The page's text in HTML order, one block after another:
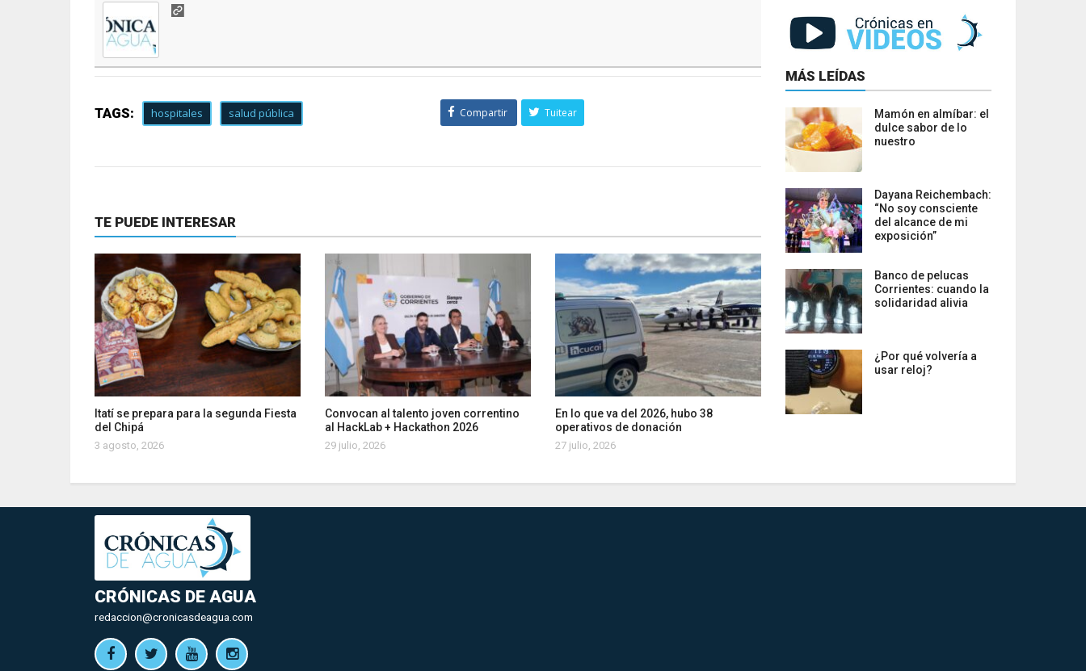
TAGS: hospitales salud pública Compartir Tuitear
TE PUEDE INTERESAR
Itatí se prepara para la segunda Fiesta
del Chipá
3 agosto, 2026
Convocan al talento joven correntino
al HackLab + Hackathon 2026
29 julio, 2026
En lo que va del 2026, hubo 38
operativos de donación
27 julio, 2026
MÁS LEÍDAS
Mamón en almíbar: el
dulce sabor de lo
nuestro
Dayana Reichembach:
“No soy consciente
del alcance de mi
exposición”
Banco de pelucas
Corrientes: cuando la
solidaridad alivia
¿Por qué volvería a
usar reloj?
CRÓNICAS DE AGUA
redaccion@cronicasdeagua.com